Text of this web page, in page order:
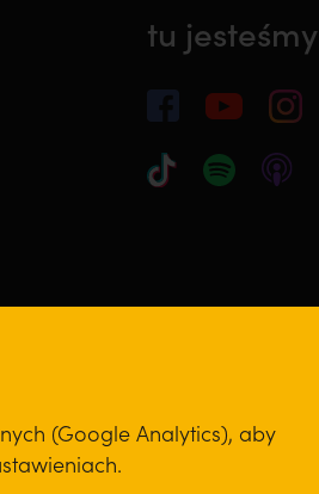
tu jesteśmy
(Google Analytics), aby